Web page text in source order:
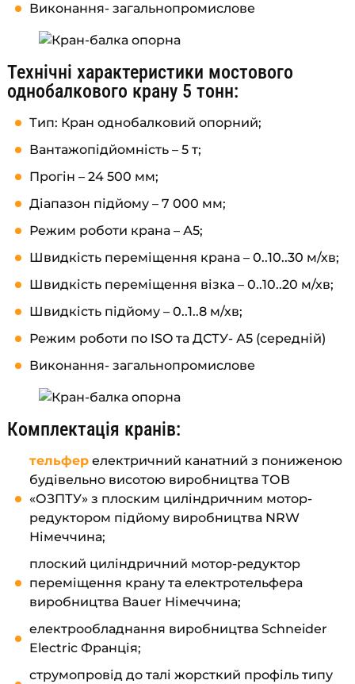
Виконання- загальнопромислове
Технічні характеристики мостового
однобалкового крану 5 тонн:
Тип: Кран однобалковий опорний;
Вантажопідйомність – 5 т;
Прогін – 24 500 мм;
Діапазон підйому – 7 000 мм;
Режим роботи крана – А5;
Швидкість переміщення крана – 0..10..30 м/хв;
Швидкість переміщення візка – 0..10..20 м/хв;
Швидкість підйому – 0..1..8 м/хв;
Режим роботи по ISO та ДСТУ- А5 (середній)
Виконання- загальнопромислове
Комплектація кранів:
тельферелектричний канатний з пониженою
будівельно висотою виробництва ТОВ
«ОЗПТУ» з плоским циліндричним мотор-
редуктором підйому виробництва NRW
Німеччина;
плоский циліндричний мотор-редуктор
переміщення крану та електротельфера
виробництва Bauer Німеччина;
електрообладнання виробництва Schneider
Electric Франція;
струмопровід до талі жорсткий профіль типу